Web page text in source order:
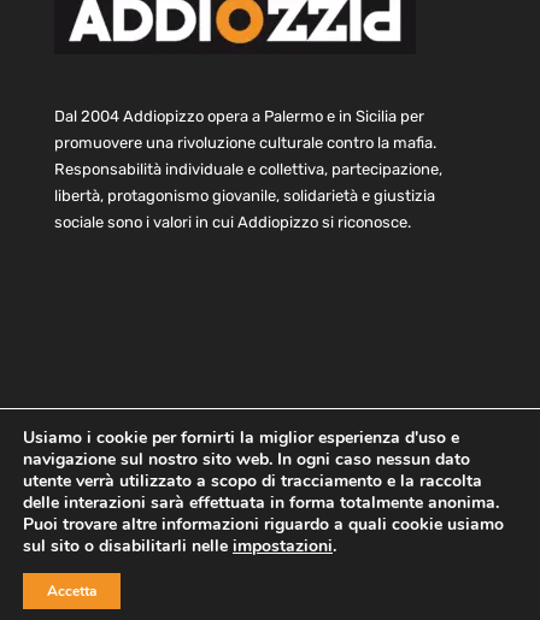
Dal 2004 Addiopizzo opera a Palermo e in Sicilia per
promuovere una rivoluzione culturale contro la mafia.
Responsabilità individuale e collettiva, partecipazione,
libertà, protagonismo giovanile, solidarietà e giustizia
sociale sono i valori in cui Addiopizzo si riconosce.
Home Statuto e bilancio
Contatti
Privacy
Cookie Child Protection Policy
Copyright © 2021 AddioPizzo | Tutti i diritti riservati | Sede
Usiamo i cookie per fornirti la miglior esperienza d'uso e
navigazione sul nostro sito web. In ogni caso nessun dato
utente verrà utilizzato a scopo di tracciamento e la raccolta
delle interazioni sarà effettuata in forma totalmente anonima.
Puoi trovare altre informazioni riguardo a quali cookie usiamo
sul sito o disabilitarli nelle impostazioni.
Accetta